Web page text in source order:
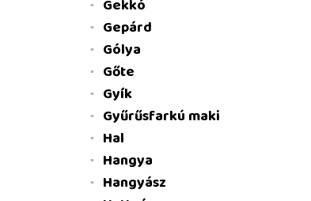
Gekkó
Gepárd
Gólya
Gőte
Gyík
Gyűrűsfarkú maki
Hal
Hangya
Hangyász